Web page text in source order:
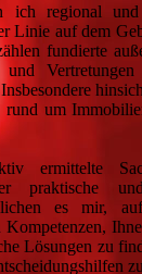
ich regional und
Linie auf dem
fundierte
und
rund um
ermittelte
praktische
es mir,
Lösungen zu